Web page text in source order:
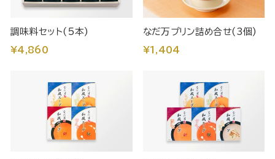
調味料セット(5本)
¥4,860
なだ万プリン詰め合せ(3個)
¥1,404